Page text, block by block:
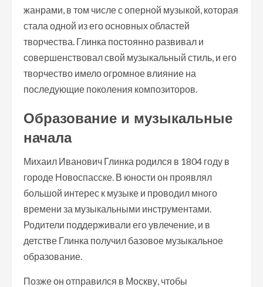
жанрами, в том числе с оперной музыкой, которая
стала одной из его основных областей
творчества. Глинка постоянно развивал и
совершенствовал свой музыкальный стиль, и его
творчество имело огромное влияние на
последующие поколения композиторов.
Образование и музыкальные
начала
Михаил Иванович Глинка родился в 1804 году в
городе Новоспасске. В юности он проявлял
большой интерес к музыке и проводил много
времени за музыкальными инструментами.
Родители поддерживали его увлечение, и в
детстве Глинка получил базовое музыкальное
образование.
Позже он отправился в Москву, чтобы